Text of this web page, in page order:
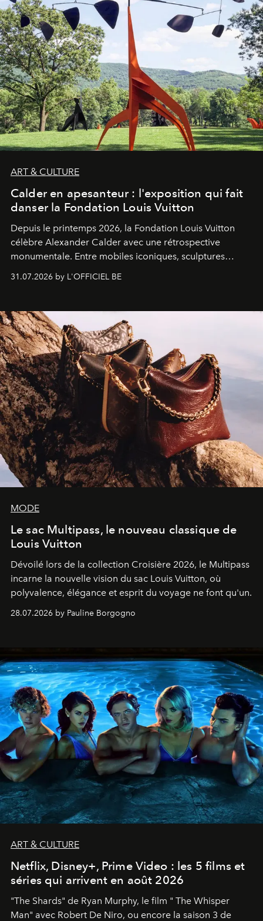
ART & CULTURE
Calder en apesanteur : l'exposition qui fait
danser la Fondation Louis Vuitton
Depuis le printemps 2026, la Fondation Louis Vuitton
célèbre Alexander Calder avec une rétrospective
monumentale. Entre mobiles iconiques, sculptures
américain investit les espaces imaginés par Frank Gehry
sculpture.
31.07.2026 by L'OFFICIEL BE
MODE
Le sac Multipass, le nouveau classique de
Louis Vuitton
Dévoilé lors de la collection Croisière 2026, le Multipass
incarne la nouvelle vision du sac Louis Vuitton, où
polyvalence, élégance et esprit du voyage ne font qu'un.
28.07.2026 by Pauline Borgogno
ART & CULTURE
Netflix, Disney+, Prime Video : les 5 films et
séries qui arrivent en août 2026
"The Shards" de Ryan Murphy, le film " The Whisper
Man" avec Robert De Niro, ou encore la saison 3 de